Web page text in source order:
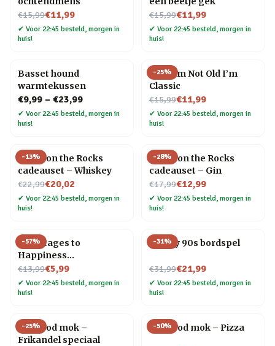
€15,99
Nu voor€11,99
✔ Voor 22:45 besteld, morgen in
huis!
€15,99
Nu voor€11,99
✔ Voor 22:45 besteld, morgen in
huis!
Basset hound
warmtekussen
€9,99 – €23,99
✔ Voor 22:45 besteld, morgen in
huis!
-25%
Mok I’m Not Old I’m
Classic
€15,99
Nu voor€11,99
✔ Voor 22:45 besteld, morgen in
huis!
-13%
Socks on the Rocks
cadeauset – Whiskey
€22,99
Nu voor€20,02
✔ Voor 22:45 besteld, morgen in
huis!
-28%
Socks on the Rocks
cadeauset – Gin
€17,99
Nu voor€12,99
✔ Voor 22:45 besteld, morgen in
huis!
-57%
Five Stages to
Happiness
drankglazen (set van 2)
€13,99
Nu voor€5,99
✔ Voor 22:45 besteld, morgen in
huis!
-31%
Totally 90s bordspel
€31,99
Nu voor€21,99
✔ Voor 22:45 besteld, morgen in
huis!
-25%
Fastfood mok –
Frikandel speciaal
-50%
Fastfood mok – Pizza